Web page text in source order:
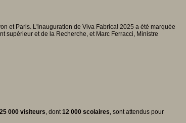
et Paris. L'inauguration de Viva Fabrica! 2025 a été marquée
supérieur et de la Recherche, et Marc Ferracci, Ministre
25 000 visiteurs, dont12 000 scolaires, sont attendus pour